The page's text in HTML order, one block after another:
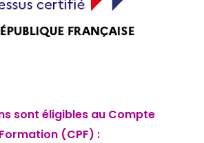
sont éligibles au Compte
(CPF) :